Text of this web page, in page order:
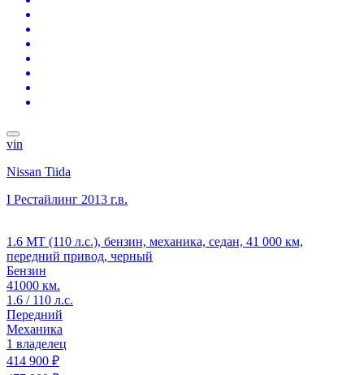
vin
Nissan Tiida
I Рестайлинг 2013 г.в.
1.6 MT (110 л.с.), бензин, механика, седан, 41 000 км,
передний привод, черный
Бензин
41000 км.
1.6 / 110 л.с.
Передний
Механика
1 владелец
414 900 ₽